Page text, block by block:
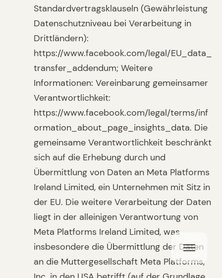
Standardvertragsklauseln (Gewährleistung
Datenschutzniveau bei Verarbeitung in
Drittländern):
https://www.facebook.com/legal/EU_data_
transfer_addendum; Weitere
Informationen: Vereinbarung gemeinsamer
Verantwortlichkeit:
https://www.facebook.com/legal/terms/inf
ormation_about_page_insights_data. Die
gemeinsame Verantwortlichkeit beschränkt
sich auf die Erhebung durch und
Übermittlung von Daten an Meta Platforms
Ireland Limited, ein Unternehmen mit Sitz in
der EU. Die weitere Verarbeitung der Daten
liegt in der alleinigen Verantwortung von
Meta Platforms Ireland Limited, was
insbesondere die Übermittlung der Daten
an die Muttergesellschaft Meta Platforms,